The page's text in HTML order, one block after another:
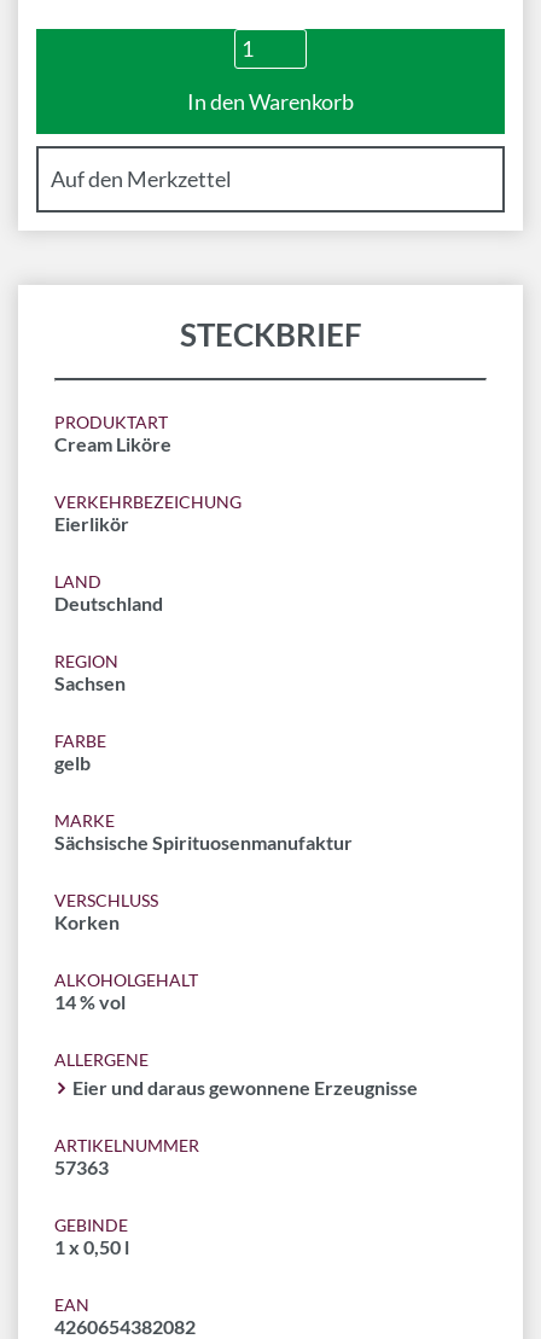
STECKBRIEF
PRODUKTART
Cream Liköre
VERKEHRBEZEICHUNG
Eierlikör
LAND
Deutschland
REGION
Sachsen
FARBE
gelb
MARKE
Sächsische Spirituosenmanufaktur
VERSCHLUSS
Korken
ALKOHOLGEHALT
14 % vol
ALLERGENE
Eier und daraus gewonnene Erzeugnisse
ARTIKELNUMMER
57363
GEBINDE
1 x 0,50 l
EAN
4260654382082